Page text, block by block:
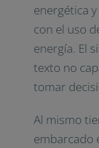
energética
con el uso
energía. El
texto no
tomar
Al mismo
embarcado